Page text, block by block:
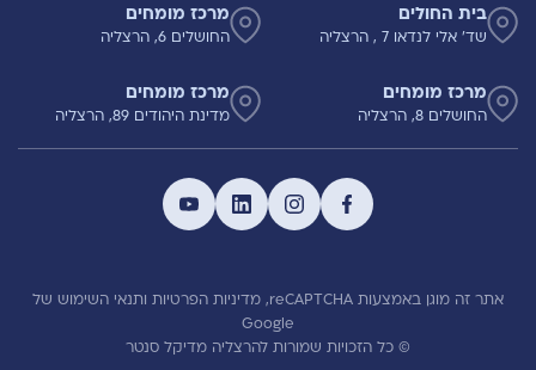
בית החולים
שד' אלי לנדאו 7 , הרצליה
מרכז מומחים
החושלים 6, הרצליה
מרכז מומחים
החושלים 8, הרצליה
מרכז מומחים
מדינת היהודים 89, הרצליה
אתר זה מוגן באמצעות reCAPTCHA, מדיניות הפרטיות ותנאי השימוש של
Google
© כל הזכויות שמורות להרצליה מדיקל סנטר